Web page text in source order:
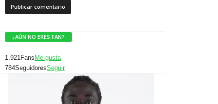
¿AÚN NO ERES FAN?
1,921Fans Me gusta
784SeguidoresSeguir